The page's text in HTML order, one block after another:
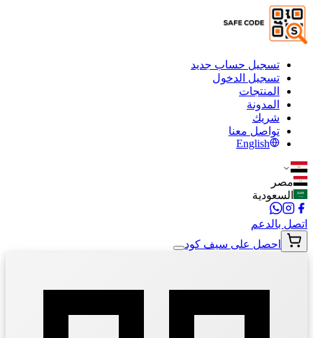
تسجيل حساب جديد
تسجيل الدخول
المنتجات
المدونة
شريك
تواصل معنا
English
مصر
السعودية
اتصل بالدعم
احصل على سيف كود